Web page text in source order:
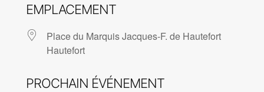
EMPLACEMENT
Place du Marquis Jacques-F. de Hautefort
Hautefort
PROCHAIN ÉVÉNEMENT